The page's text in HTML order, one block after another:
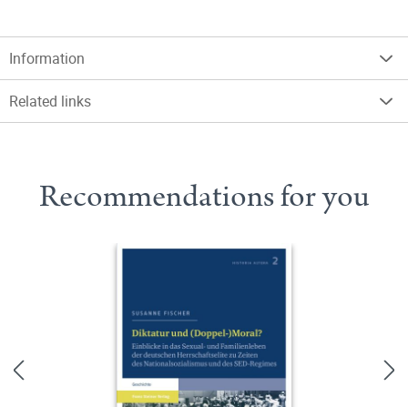
Information
Related links
Recommendations for you